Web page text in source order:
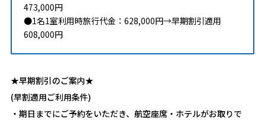
473,000円
●1名1室利用時旅行代金：628,000円→早期割引適用
608,000円
★早期割引のご案内★
(早割適用ご利用条件)
・期日までにご予約をいただき、航空座席・ホテルがお取りで